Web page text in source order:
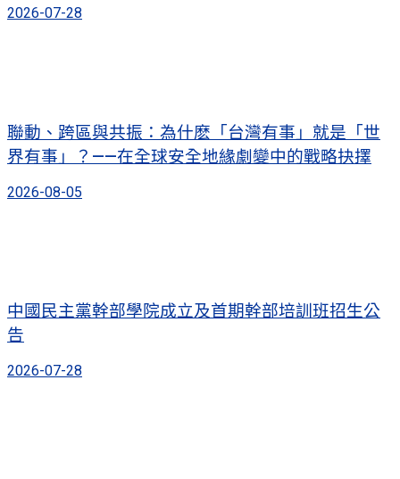
2026-07-28
聯動、跨區與共振：為什麽「台灣有事」就是「世
界有事」？——在全球安全地緣劇變中的戰略抉擇
2026-08-05
中國民主黨幹部學院成立及首期幹部培訓班招生公
告
2026-07-28